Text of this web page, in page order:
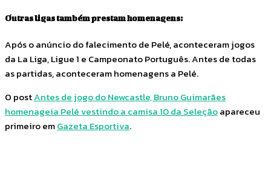
Outras ligas também prestam homenagens:
Após o anúncio do falecimento de Pelé, aconteceram jogos
da La Liga, Ligue 1 e Campeonato Português. Antes de todas
as partidas, aconteceram homenagens a Pelé.
O postAntes de jogo do Newcastle, Bruno Guimarães
homenageia Pelé vestindo a camisa 10 da Seleçãoapareceu
primeiro emGazeta Esportiva.